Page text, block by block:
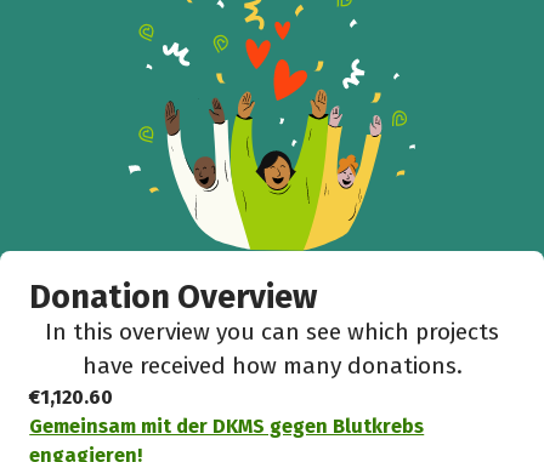
Donation Overview
In this overview you can see which projects
have received how many donations.
€1,120.60
Gemeinsam mit der DKMS gegen Blutkrebs
engagieren!